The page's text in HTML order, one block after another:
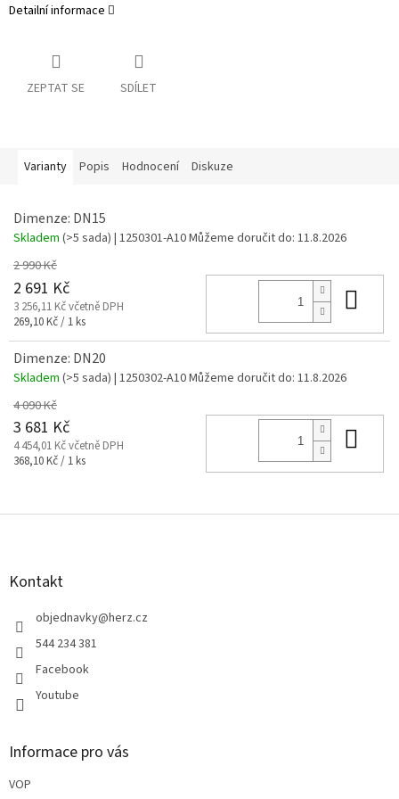
Detailní informace
ZEPTAT SE SDÍLET
Varianty Popis Hodnocení Diskuze
Dimenze: DN15
Skladem (>5 sada) | 1250301-A10Můžeme doručit do: 11.8.2026
2 990 Kč
2 691 Kč
3 256,11 Kč včetně DPH
Měrná
269,10 Kč / 1 ks
Dimenze: DN20
Skladem (>5 sada) | 1250302-A10Můžeme doručit do: 11.8.2026
4 090 Kč
3 681 Kč
4 454,01 Kč včetně DPH
Měrná
368,10 Kč / 1 ks
Z
Kontakt
objednavky@herz.cz
544 234 381
Facebook
Youtube
Informace pro vás
VOP